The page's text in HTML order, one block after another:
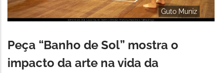
Guto Muniz
Peça “Banho de Sol” mostra o
impacto da arte na vida da